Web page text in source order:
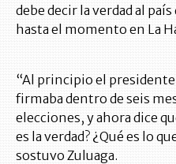
debe decir la verdad al
hasta el momento en La
“Al principio el presidente
firmaba dentro de seis
elecciones, y ahora dice
es la verdad? ¿Qué es lo
sostuvo Zuluaga.